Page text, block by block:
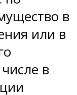
в
или в
в